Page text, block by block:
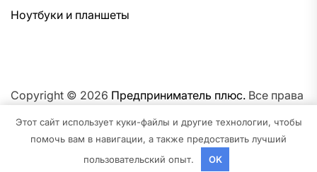
Ноутбуки и планшеты
Copyright © 2026 Предприниматель плюс. Все права
платформеWordPress.
Этот сайт использует куки-файлы и другие технологии, чтобы
помочь вам в навигации, а также предоставить лучший
пользовательский опыт.
OK